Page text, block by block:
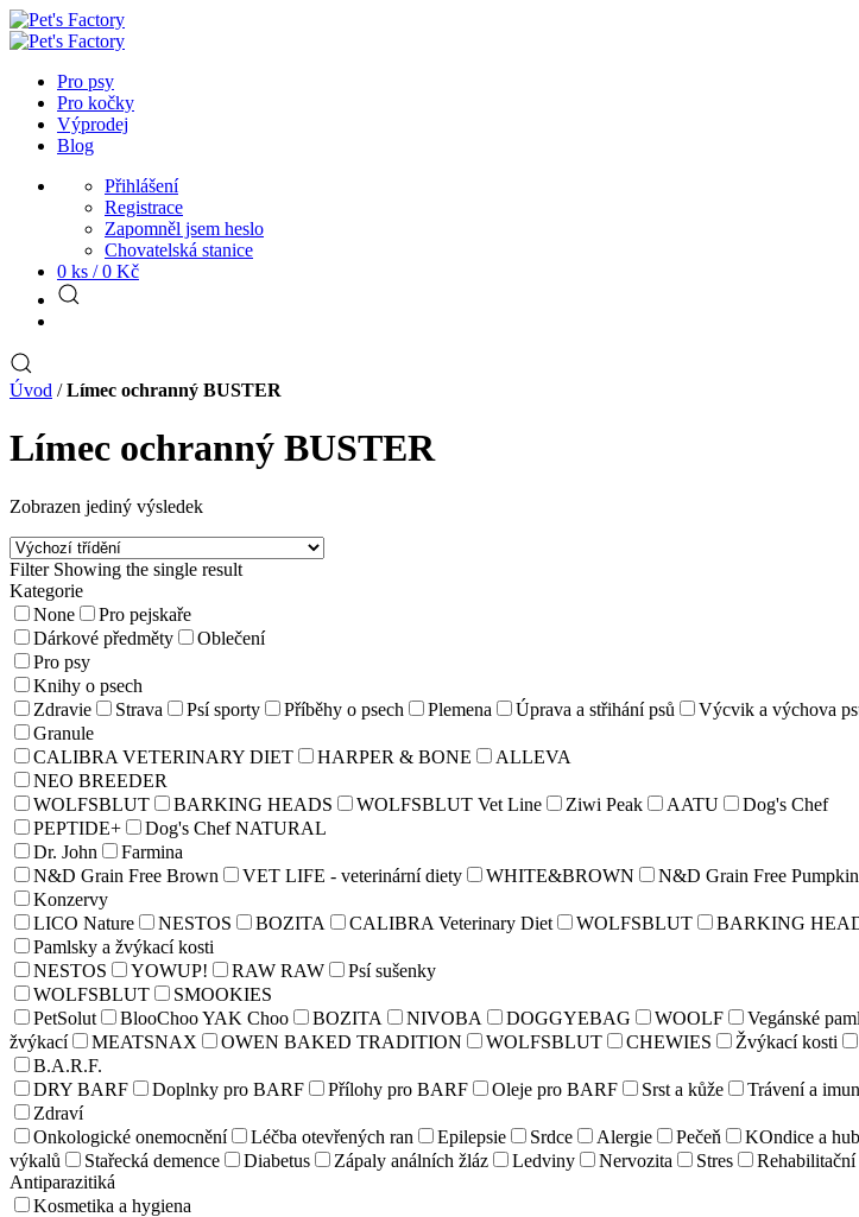
Pro psy
Pro kočky
Výprodej
Blog
Přihlášení
Registrace
Zapomněl jsem heslo
Chovatelská stanice
0 ks / 0 Kč
Úvod /Límec ochranný BUSTER
Límec ochranný BUSTER
Zobrazen jediný výsledek
Filter Showing the single result
Kategorie
None
Pro pejskaře
Dárkové předměty
Oblečení
Pro psy
Knihy o psech
Zdravie
Strava Psí sporty Příběhy o psech Plemena Úprava a střihání psů
Výcvik a výchova
Granule
CALIBRA VETERINARY DIET
HARPER & BONE
ALLEVA
NEO BREEDER
WOLFSBLUT
BARKING HEADS WOLFSBLUT Vet Line Ziwi Peak AATU
Dog's Chef
PEPTIDE+
Dog's Chef NATURAL
Dr. John
Farmina
N&D Grain Free Brown
VET LIFE - veterinární diety WHITE&BROWN N&D Grain Free Pumpkin
Konzervy
LICO Nature
NESTOS BOZITA CALIBRA Veterinary Diet WOLFSBLUT BARKING
Pamlsky a žvýkací kosti
NESTOS
YOWUP! RAW RAW
Psí sušenky
WOLFSBLUT
SMOOKIES
PetSolut
BlooChoo YAK Choo BOZITA NIVOBA DOGGYEBAG WOOLF Vegánské
žvýkací
MEATSNAX OWEN BAKED TRADITION WOLFSBLUT CHEWIES Žvýkací kosti
B.A.R.F.
DRY BARF
Doplnky pro BARF Přílohy pro BARF Oleje pro BARF Srst a kůže Trávení a
Zdraví
Onkologické onemocnění
Léčba otevřených ran Epilepsie Srdce Alergie Pečeň KOndice a
výkalů
Stařecká demence Diabetus Zápaly análních žláz Ledviny Nervozita Stres
Antiparazitiká
Kosmetika a hygiena